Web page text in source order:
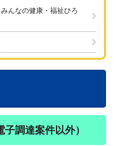
んなの健康・福祉ひろ
調達案件以外）